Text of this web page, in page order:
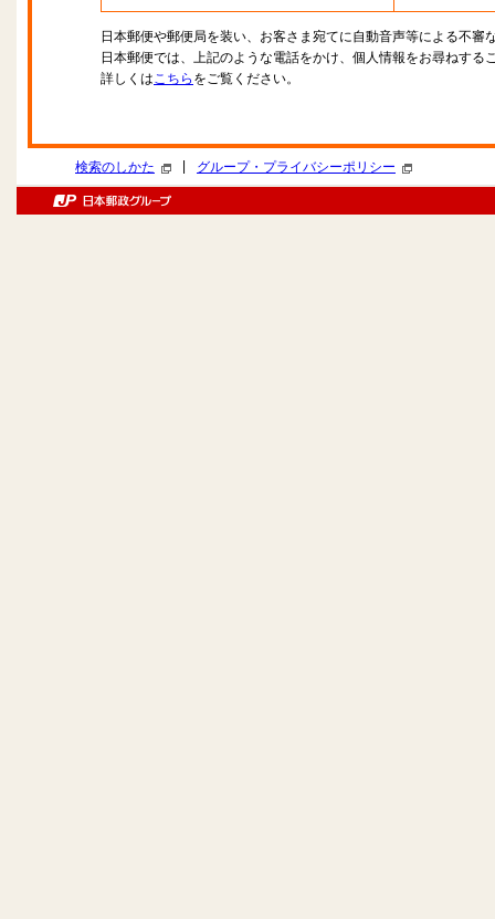
日本郵便や郵便局を装い、お客さま宛てに自動音声等による不審
日本郵便では、上記のような電話をかけ、個人情報をお尋ねする
詳しくはこちら をご覧ください。
検索のしかた グループ・プライバシーポリシー